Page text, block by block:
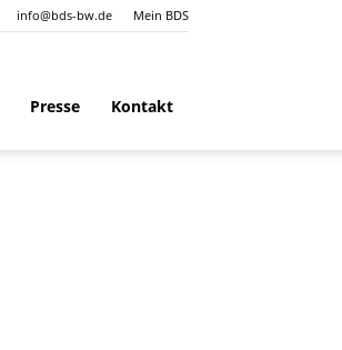
info@bds-bw.de Mein BDS
Presse Kontakt